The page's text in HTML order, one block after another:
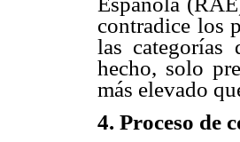
contradice los
las categorías
hecho, solo
más elevado
4. Proceso de